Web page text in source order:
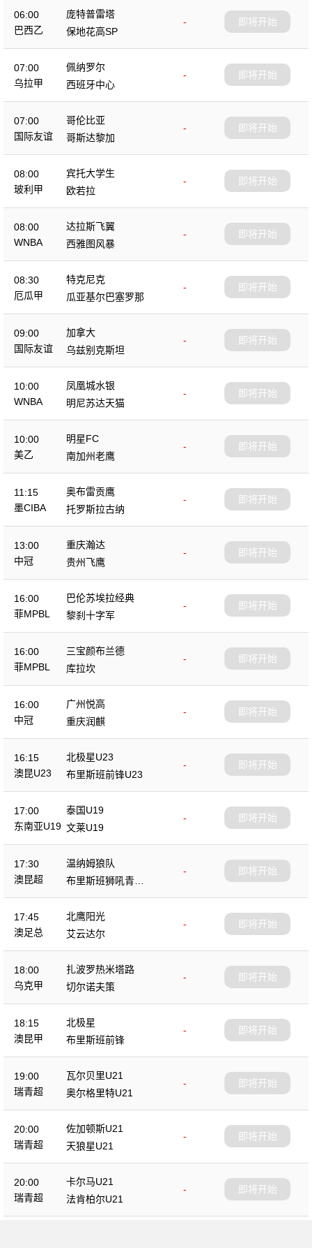
06:00
巴西乙
庞特普雷塔
-
保地花高SP
即将开始
07:00
乌拉甲
佩纳罗尔
-
西班牙中心
即将开始
07:00
国际友谊
哥伦比亚
-
哥斯达黎加
即将开始
08:00
玻利甲
宾托大学生
-
欧若拉
即将开始
08:00
WNBA
达拉斯飞翼
-
西雅图风暴
即将开始
08:30
厄瓜甲
特克尼克
-
瓜亚基尔巴塞罗那
即将开始
09:00
国际友谊
加拿大
-
乌兹别克斯坦
即将开始
10:00
WNBA
凤凰城水银
-
明尼苏达天猫
即将开始
10:00
美乙
明星FC
-
南加州老鹰
即将开始
11:15
墨CIBA
奥布雷贡鹰
-
托罗斯拉古纳
即将开始
13:00
中冠
重庆瀚达
-
贵州飞鹰
即将开始
16:00
菲MPBL
巴伦苏埃拉经典
-
黎刹十字军
即将开始
16:00
菲MPBL
三宝颜布兰德
-
库拉坎
即将开始
16:00
中冠
广州悦高
-
重庆润麒
即将开始
16:15
澳昆U23
北极星U23
-
布里斯班前锋U23
即将开始
17:00
东南亚U19
泰国U19
-
文莱U19
即将开始
17:30
澳昆超
温纳姆狼队
-
布里斯班狮吼青年
队
即将开始
17:45
澳足总
北鹰阳光
-
艾云达尔
即将开始
18:00
乌克甲
扎波罗热米塔路
-
切尔诺夫策
即将开始
18:15
澳昆甲
北极星
-
布里斯班前锋
即将开始
19:00
瑞青超
瓦尔贝里U21
-
奥尔格里特U21
即将开始
20:00
瑞青超
佐加顿斯U21
-
天狼星U21
即将开始
20:00
瑞青超
卡尔马U21
-
法肯柏尔U21
即将开始